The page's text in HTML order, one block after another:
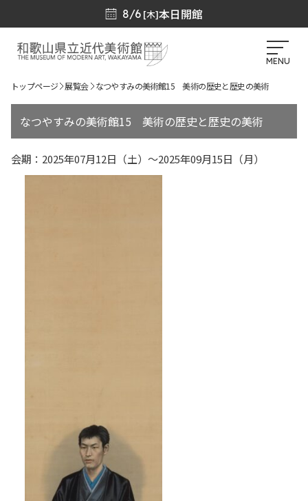
8/6 [木]本日開館
MENU
トップページ 展覧会 なつやすみの美術館15 美術の歴史と歴史の美術
なつやすみの美術館15 美術の歴史と歴史の美術
会期：2025年07月12日（土）～2025年09月15日（月）